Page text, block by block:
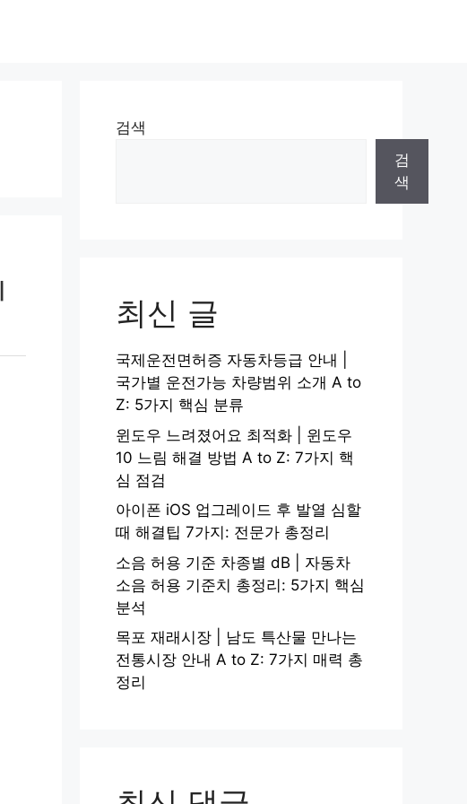
검색
검
색
최신 글
국제운전면허증 자동차등급 안내 |
국가별 운전가능 차량범위 소개 A to
Z: 5가지 핵심 분류
윈도우 느려졌어요 최적화 | 윈도우
10 느림 해결 방법 A to Z: 7가지 핵
심 점검
아이폰 iOS 업그레이드 후 발열 심할
때 해결팁 7가지: 전문가 총정리
소음 허용 기준 차종별 dB | 자동차
소음 허용 기준치 총정리: 5가지 핵심
분석
목포 재래시장 | 남도 특산물 만나는
전통시장 안내 A to Z: 7가지 매력 총
정리